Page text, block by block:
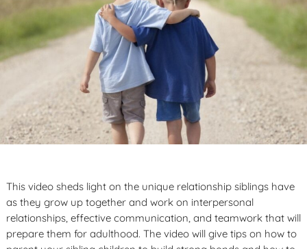
This video sheds light on the unique relationship siblings have
as they grow up together and work on interpersonal
relationships, effective communication, and teamwork that will
prepare them for adulthood. The video will give tips on how to